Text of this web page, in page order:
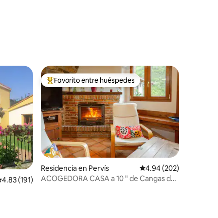
promedio: 4.83 de 5; 191 evaluaciones
4.83 (191)
De los mejores en Favorito entre huéspedes
Favorito entre huéspedes
Residencia en Pervís Calificación promedio:
4.94 (202)
ACOGEDORA CASA a 10 " de Cangas de